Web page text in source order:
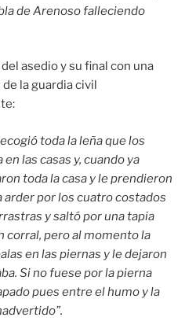
de Arenoso falleciendo
asedio y su final con una
la guardia civil
toda la leña que los
las casas y, cuando ya
toda la casa y le prendieron
arder por los cuatro costados
y saltó por una tapia
corral, pero al momento la
en las piernas y le dejaron
Si no fuese por la pierna
pues entre el humo y la